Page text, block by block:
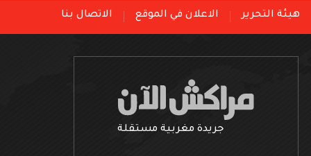
هيئة التحرير الاعلان في الموقع الاتصال بنا
جريدة مغربية مستقلة